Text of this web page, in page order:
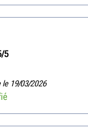
5
19/03/2026